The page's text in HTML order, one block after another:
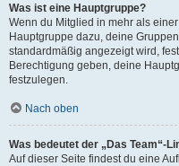
Was ist eine Hauptgruppe?
Wenn du Mitglied in mehr als
Hauptgruppe dazu, deine
standardmäßig angezeigt wird,
Berechtigung geben, deine
festzulegen.
Nach oben
Was bedeutet der „Das Team“-
Auf dieser Seite findest du eine